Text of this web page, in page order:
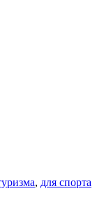
, для спорта